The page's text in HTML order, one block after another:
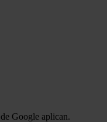
de Google aplican.